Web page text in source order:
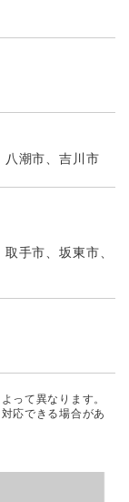
八潮市、吉川市
手市、坂東市、
って異なります。
応できる場合があ